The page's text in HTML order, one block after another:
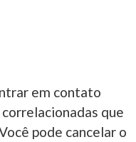
em contato
que
pode cancelar o